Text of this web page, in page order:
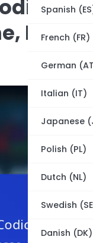
Spanish
French (FR)
German
Italian (IT)
Japanese
Polish (PL)
Dutch (NL)
Swedish
Danish (DK)